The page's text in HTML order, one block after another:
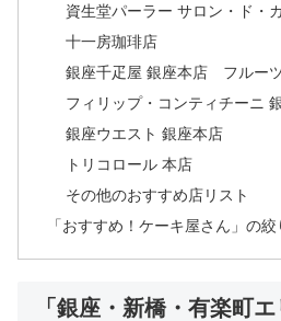
資生堂パーラー サロン・ド・
十一房珈琲店
銀座千疋屋 銀座本店 フルー
フィリップ・コンティチーニ
銀座ウエスト 銀座本店
トリコロール 本店
その他のおすすめ店リスト
「おすすめ！ケーキ屋さん」の
「銀座・新橋・有楽町